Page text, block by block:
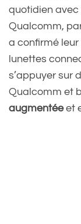
quotidien avec
Qualcomm,
a confirmé
lunettes
s’appuyer sur
Qualcomm et
augmentéeet